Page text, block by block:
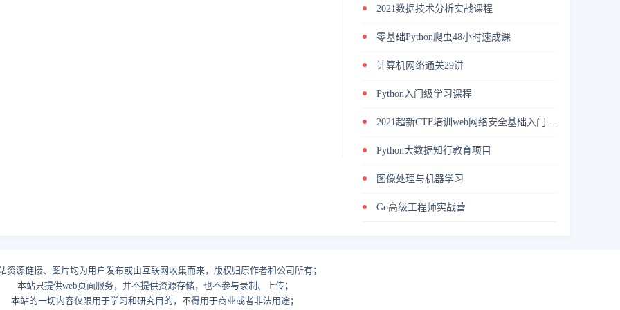
2021数据技术分析实战课程
零基础Python爬虫48小时速成课
计算机网络通关29讲
Python入门级学习课程
2021超新CTF培训web网络安全基础入门渗透测试教程
Python大数据知行教育项目
图像处理与机器学习
Go高级工程师实战营
资源链接、图片均为用户发布或由互联网收集而来，版权归原作者和公司所有；
本站只提供web页面服务，并不提供资源存储，也不参与录制、上传；
本站的一切内容仅限用于学习和研究目的，不得用于商业或者非法用途；